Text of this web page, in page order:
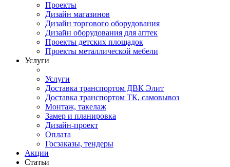
Проекты
Дизайн магазинов
Дизайн торгового оборудования
Дизайн оборудования для аптек
Проекты детских площадок
Проекты металлической мебели
Услуги
Услуги
Доставка транспортом ДВК Элит
Доставка транспортом ТК, самовывоз
Монтаж, такелаж
Замер и планировка
Дизайн-проект
Оплата
Госзаказы, тендеры
Акции
Статьи